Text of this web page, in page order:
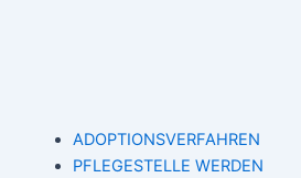
ADOPTIONSVERFAHREN
PFLEGESTELLE WERDEN